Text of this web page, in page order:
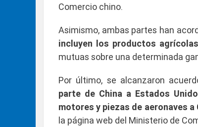
Comercio chino.
Asimismo, ambas partes han
incluyen los productos agrícolas
mutuas sobre una determinada
Por último, se alcanzaron
parte de China a Estados
motores y piezas de aeronaves a
la página web del Ministerio de